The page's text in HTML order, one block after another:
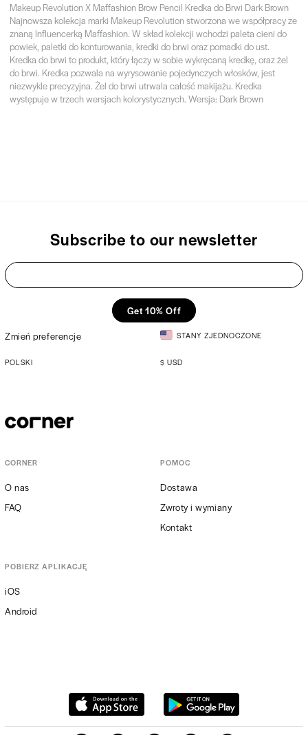
Makeup Revolution X Maffashion Brow Pencil Kredka do Brwi Dark Brown
Najnowsza kolekcja marki Makeup Revolution stworzona we współpracy ze
znaną Influencerką Maffashion. W skład kolekcji wchodzi paleta cieni do
powiek, paletki do konturowania, kredki do brwi oraz pomadki do ust.
Kredka do brwi to produkt, który łączy w sobie wykręcaną kredkę, oraz żel
do brwi. Kredka pozwala na wyrysowanie pojedynczych włosków, jest
niezwykle precyzyjna. Żel do brwi utrwala całość makijażu. Kredka
występuje w trzech wersjach kolorystycznych. Wersja: Dark Brown
Subscribe to our newsletter
Get 10% Off
Zmień preferencje
STANY ZJEDNOCZONE
POLSKI $ USD
CORNER
O nas
FAQ
POMOC
Dostawa
Zwroty i wymiany
Kontakt
POBIERZ APLIKACJĘ
iOS
Android